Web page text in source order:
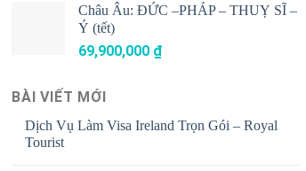
Châu Âu: ĐỨC –PHÁP – THUỴ SĨ –
Ý (tết)
69,900,000 ₫
BÀI VIẾT MỚI
Dịch Vụ Làm Visa Ireland Trọn Gói – Royal
Tourist